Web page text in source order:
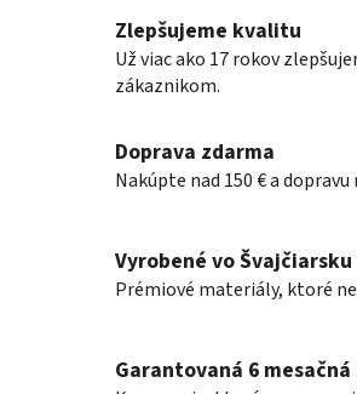
c
i
r
v
k
v
ý
p
u
n
i
Zlepšujeme kvalitu
Už viac ako 17 rokov
zákaznikom.
Doprava zdarma
Nakúpte nad 150 € a dopravu
Vyrobené vo Švajčiarsku
Prémiové materiály, ktoré
Garantovaná 6